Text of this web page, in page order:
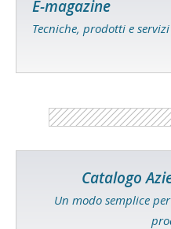
E-magazine
Tecniche, prodotti e
Catalogo
Un modo semplice